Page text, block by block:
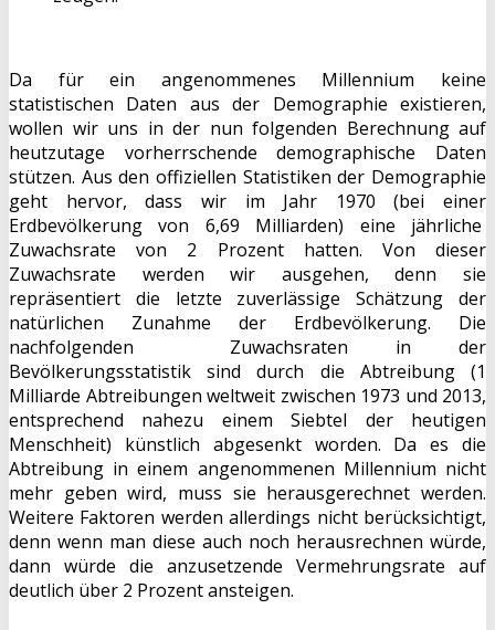
Da für ein angenommenes Millennium keine
statistischen Daten aus der Demographie existieren,
wollen wir uns in der nun folgenden Berechnung auf
heutzutage vorherrschende demographische Daten
stützen. Aus den offiziellen Statistiken der Demographie
geht hervor, dass wir im Jahr 1970 (bei einer
Erdbevölkerung von 6,69 Milliarden) eine jährliche
Zuwachsrate von 2 Prozent hatten. Von dieser
Zuwachsrate werden wir ausgehen, denn sie
repräsentiert die letzte zuverlässige Schätzung der
natürlichen Zunahme der Erdbevölkerung. Die
nachfolgenden Zuwachsraten in der
Bevölkerungsstatistik sind durch die Abtreibung (1
Milliarde Abtreibungen weltweit zwischen 1973 und 2013,
entsprechend nahezu einem Siebtel der heutigen
Menschheit) künstlich abgesenkt worden. Da es die
Abtreibung in einem angenommenen Millennium nicht
mehr geben wird, muss sie herausgerechnet werden.
Weitere Faktoren werden allerdings nicht berücksichtigt,
denn wenn man diese auch noch herausrechnen würde,
dann würde die anzusetzende Vermehrungsrate auf
deutlich über 2 Prozent ansteigen.